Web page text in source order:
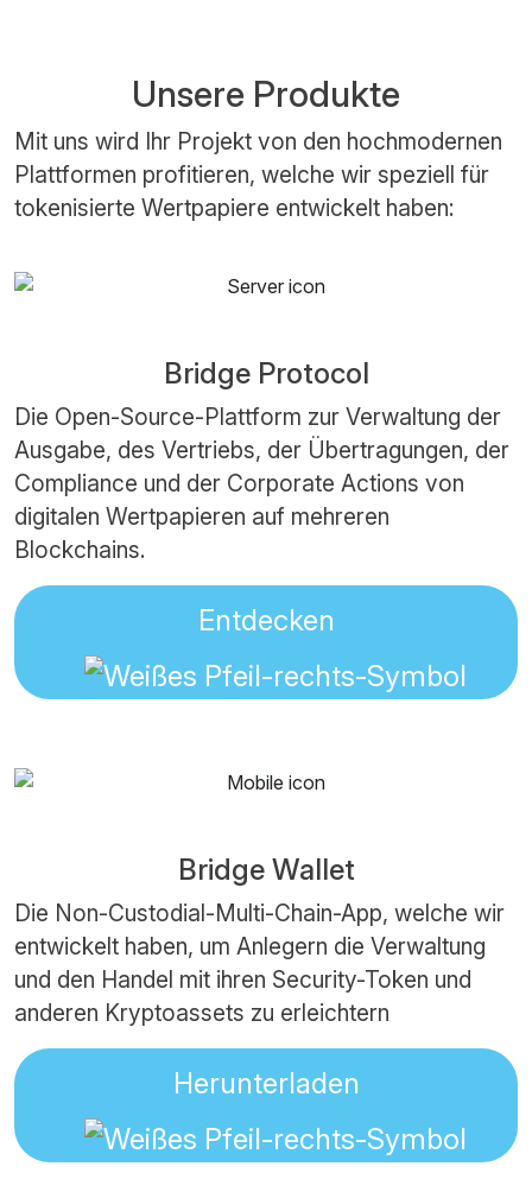
Unsere Produkte
Mit uns wird Ihr Projekt von den hochmodernen
Plattformen profitieren, welche wir speziell für
tokenisierte Wertpapiere entwickelt haben:
Bridge Protocol
Die Open-Source-Plattform zur Verwaltung der
Ausgabe, des Vertriebs, der Übertragungen, der
Compliance und der Corporate Actions von
digitalen Wertpapieren auf mehreren
Blockchains.
Entdecken
Bridge Wallet
Die Non-Custodial-Multi-Chain-App, welche wir
entwickelt haben, um Anlegern die Verwaltung
und den Handel mit ihren Security-Token und
anderen Kryptoassets zu erleichtern
Herunterladen